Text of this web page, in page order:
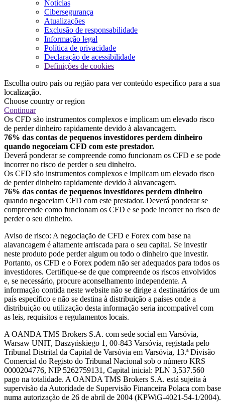
Notícias
Cibersegurança
Atualizações
Exclusão de responsabilidade
Informação legal
Política de privacidade
Declaração de acessibilidade
Definições de cookies
Escolha outro país ou região para ver conteúdo específico para a sua
localização.
Choose country or region
Continuar
Os CFD são instrumentos complexos e implicam um elevado risco
de perder dinheiro rapidamente devido à alavancagem.
76% das contas de pequenos investidores perdem dinheiro
quando negoceiam CFD com este prestador.
Deverá ponderar se compreende como funcionam os CFD e se pode
incorrer no risco de perder o seu dinheiro.
Os CFD são instrumentos complexos e implicam um elevado risco
de perder dinheiro rapidamente devido à alavancagem.
76% das contas de pequenos investidores perdem dinheiro
quando negoceiam CFD com este prestador. Deverá ponderar se
compreende como funcionam os CFD e se pode incorrer no risco de
perder o seu dinheiro.
Aviso de risco: A negociação de CFD e Forex com base na
alavancagem é altamente arriscada para o seu capital. Se investir
neste produto pode perder algum ou todo o dinheiro que investir.
Portanto, os CFD e o Forex podem não ser adequados para todos os
investidores. Certifique-se de que compreende os riscos envolvidos
e, se necessário, procure aconselhamento independente. A
informação contida neste website não se dirige a destinatários de um
país específico e não se destina à distribuição a países onde a
distribuição ou utilização desta informação seria incompatível com
as leis, requisitos e regulamentos locais.
A OANDA TMS Brokers S.A. com sede social em Varsóvia,
Warsaw UNIT, Daszyńskiego 1, 00-843 Varsóvia, registada pelo
Tribunal Distrital da Capital de Varsóvia em Varsóvia, 13.ª Divisão
Comercial do Registo do Tribunal Nacional sob o número KRS
0000204776, NIP 5262759131, Capital inicial: PLN 3,537.560
pago na totalidade. A OANDA TMS Brokers S.A. está sujeita à
supervisão da Autoridade de Supervisão Financeira Polaca com base
numa autorização de 26 de abril de 2004 (KPWiG-4021-54-1/2004).